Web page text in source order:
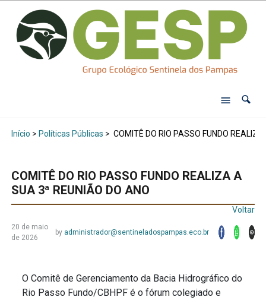
Início > Políticas Públicas > COMITÊ DO RIO PASSO FUNDO
COMITÊ DO RIO PASSO FUNDO REALIZA A
SUA 3ª REUNIÃO DO ANO
Voltar
20 de maio
de 2026
by administrador@sentineladospampas.eco.br
O Comitê de Gerenciamento da Bacia Hidrográfico do
Rio Passo Fundo/CBHPF é o fórum colegiado e